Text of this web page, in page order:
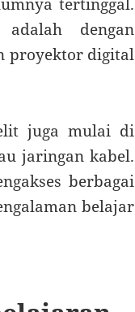
dengan
proyektor digital
juga mulai di
jaringan kabel.
berbagai
belajar